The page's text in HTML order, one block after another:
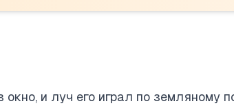
окно, и луч его играл по земляному